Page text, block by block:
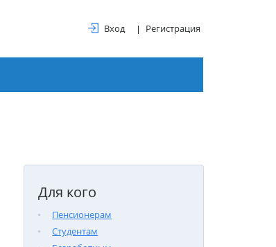
Вход Регистрация
Для кого
Пенсионерам
Студентам